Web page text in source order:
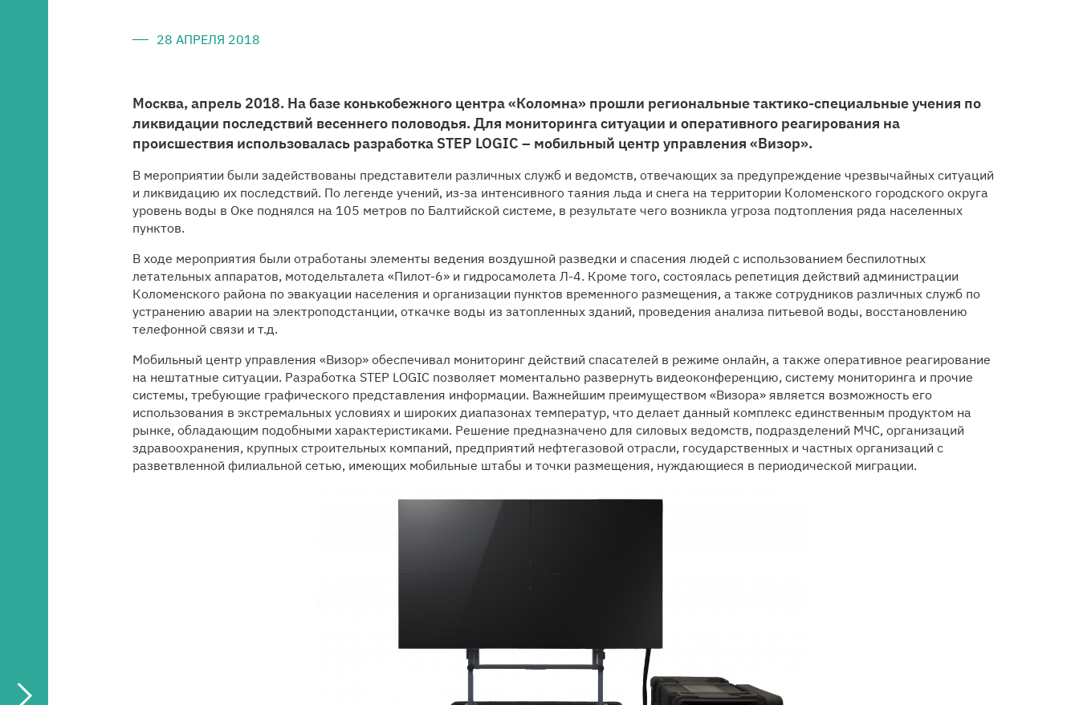
28 АПРЕЛЯ 2018
Москва, апрель 2018. На базе конькобежного центра «Коломна» прошли региональные тактико-специальные учения по
ликвидации последствий весеннего половодья. Для мониторинга ситуации и оперативного реагирования на
происшествия использовалась разработка STEP LOGIC – мобильный центр управления «Визор».
В мероприятии были задействованы представители различных служб и ведомств, отвечающих за предупреждение чрезвычайных ситуаций
и ликвидацию их последствий. По легенде учений, из-за интенсивного таяния льда и снега на территории Коломенского городского округа
уровень воды в Оке поднялся на 105 метров по Балтийской системе, в результате чего возникла угроза подтопления ряда населенных
пунктов.
В ходе мероприятия были отработаны элементы ведения воздушной разведки и спасения людей с использованием беспилотных
летательных аппаратов, мотодельталета «Пилот-6» и гидросамолета Л-4. Кроме того, состоялась репетиция действий администрации
Коломенского района по эвакуации населения и организации пунктов временного размещения, а также сотрудников различных служб по
устранению аварии на электроподстанции, откачке воды из затопленных зданий, проведения анализа питьевой воды, восстановлению
телефонной связи и т.д.
Мобильный центр управления «Визор» обеспечивал мониторинг действий спасателей в режиме онлайн, а также оперативное реагирование
на нештатные ситуации. Разработка STEP LOGIC позволяет моментально развернуть видеоконференцию, систему мониторинга и прочие
системы, требующие графического представления информации. Важнейшим преимуществом «Визора» является возможность его
использования в экстремальных условиях и широких диапазонах температур, что делает данный комплекс единственным продуктом на
рынке, обладающим подобными характеристиками. Решение предназначено для силовых ведомств, подразделений МЧС, организаций
здравоохранения, крупных строительных компаний, предприятий нефтегазовой отрасли, государственных и частных организаций с
разветвленной филиальной сетью, имеющих мобильные штабы и точки размещения, нуждающиеся в периодической миграции.